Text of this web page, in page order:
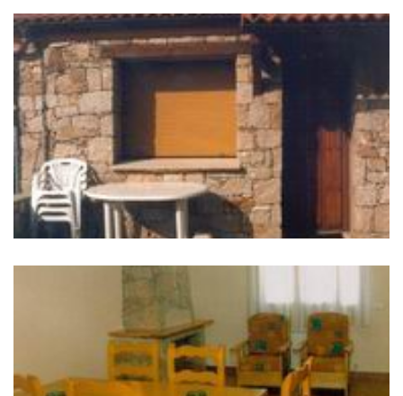
记
本
中
添
加/
删
除
图
片
库